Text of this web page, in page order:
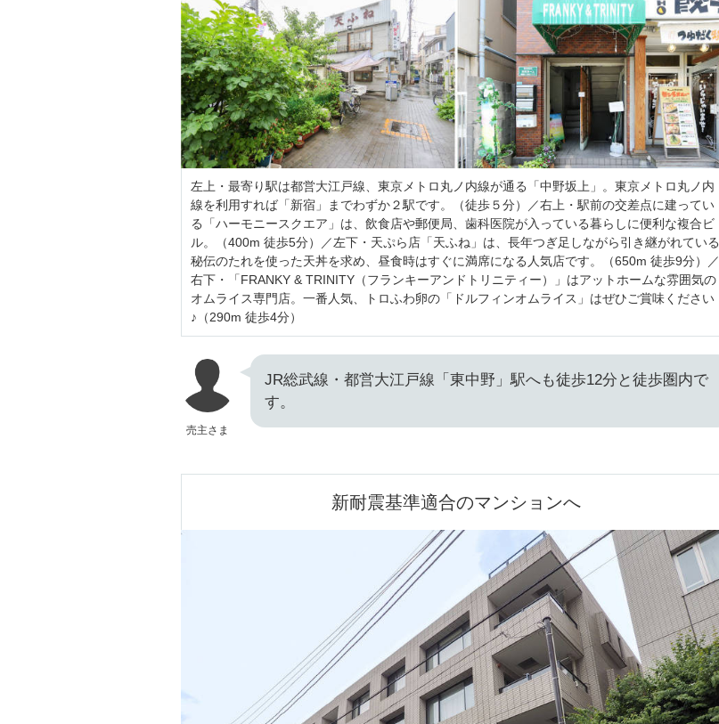
左上・最寄り駅は都営大江戸線、東京メトロ丸ノ内線が通る「中野坂上」。東京メトロ丸ノ内
線を利用すれば「新宿」までわずか２駅です。（徒歩５分）／右上・駅前の交差点に建ってい
る「ハーモニースクエア」は、飲食店や郵便局、歯科医院が入っている暮らしに便利な複合ビ
ル。（400m 徒歩5分）／左下・天ぷら店「天ふね」は、長年つぎ足しながら引き継がれている
秘伝のたれを使った天丼を求め、昼食時はすぐに満席になる人気店です。（650m 徒歩9分）／
右下・「FRANKY & TRINITY（フランキーアンドトリニティー）」はアットホームな雰囲気の
オムライス専門店。一番人気、トロふわ卵の「ドルフィンオムライス」はぜひご賞味ください
♪（290m 徒歩4分）
売主さま
JR総武線・都営大江戸線「東中野」駅へも徒歩12分と徒歩圏内で
す。
新耐震基準適合のマンションへ